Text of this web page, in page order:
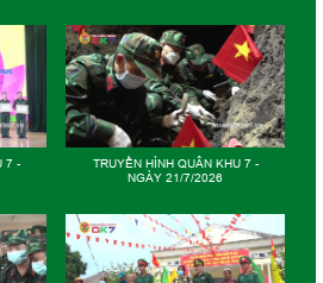
QUÂN KHU 7 -
TRUYỀN HÌNH QUÂN